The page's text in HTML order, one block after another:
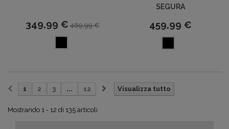
349,99 € 469,99 €
SEGURA
459,99 €
Visualizza tutto
1 2 3 ... 12
Mostrando 1 - 12 di 135 articoli